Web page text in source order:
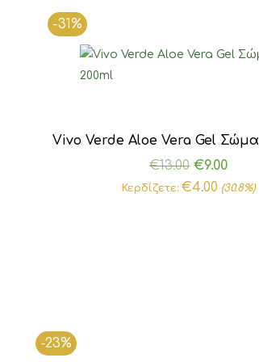
-31%
Vivo Verde Aloe Vera Gel
€13.00 Original
price
€9.00Η
Κερδίζετε:€4.00 (30.8%)
-23%